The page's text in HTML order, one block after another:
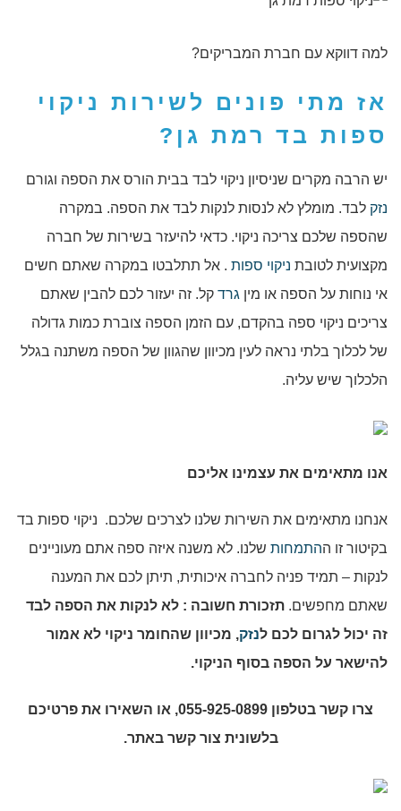
למה דווקא עם חברת המבריקים?
אז מתי פונים לשירות
ניקוי
ספות בד רמת גן ?
יש הרבה מקרים שניסיון ניקוי לבד בבית הורס את הספה וגורם
נזק לבד. מומלץ לא לנסות לנקות לבד את הספה. במקרה
שהספה שלכם צריכה ניקוי. כדאי להיעזר בשירות של חברה
מקצועית לטובת ניקוי ספות . אל תתלבטו במקרה שאתם חשים
אי נוחות על הספה או מין גרד קל. זה יעזור לכם להבין שאתם
צריכים ניקוי ספה בהקדם, עם הזמן הספה צוברת כמות גדולה
של לכלוך בלתי נראה לעין מכיוון שהגוון של הספה משתנה בגלל
הלכלוך שיש עליה.
אנו מתאימים את עצמינו אליכם
אנחנו מתאימים את השירות שלנו לצרכים שלכם. ניקוי ספות בד
בקיטור זו ההתמחות שלנו. לא משנה איזה ספה אתם מעוניינים
לנקות – תמיד פניה לחברה איכותית, תיתן לכם את המענה
שאתם מחפשים. תזכורת חשובה : לא לנקות את הספה לבד
זה יכול לגרום לכם לנזק, מכיוון שהחומר ניקוי לא אמור
להישאר על הספה בסוף הניקוי.
צרו קשר בטלפון 055-925-0899, או השאירו את פרטיכם
בלשונית צור קשר באתר.